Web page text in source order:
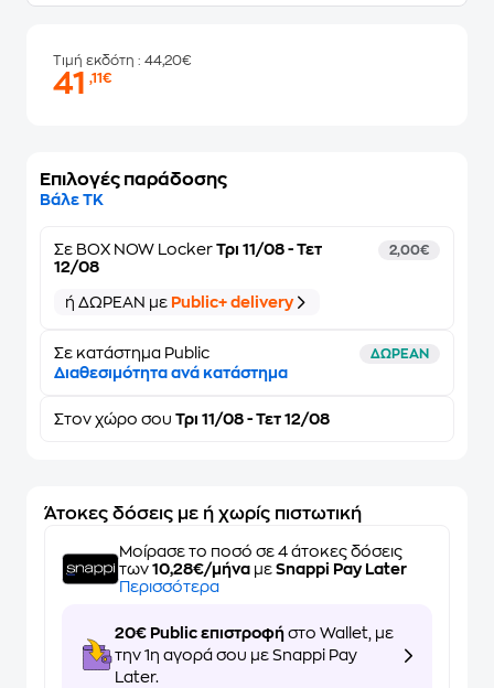
Τιμή εκδότη : 44,20€
41,11€
Επιλογές παράδοσης
Βάλε ΤΚ
Σε BOX NOW Locker Τρι 11/08 - Τετ
12/08
2,00€
ή ΔΩΡΕΑΝ με Public+ delivery
Σε κατάστημα Public ΔΩΡΕΑΝ
Διαθεσιμότητα ανά κατάστημα
Στον χώρο σου Τρι 11/08 - Τετ 12/08
Άτοκες δόσεις με ή χωρίς πιστωτική
Μοίρασε το ποσό σε 4 άτοκες δόσεις
των 10,28€/μήνα με Snappi Pay Later
Περισσότερα
20€ Public επιστροφή στο Wallet, με
την 1η αγορά σου με Snappi Pay
Later.